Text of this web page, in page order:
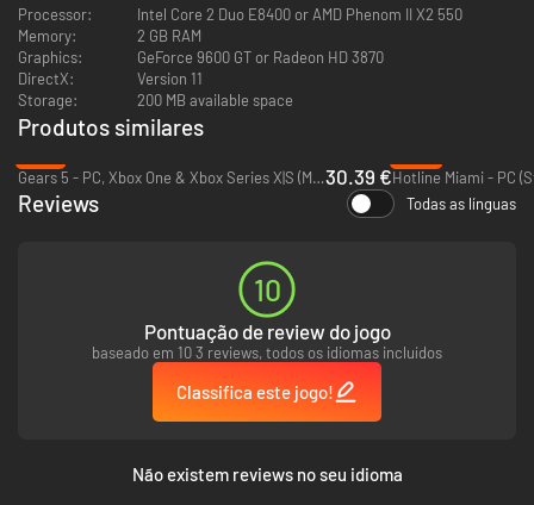
escondida enquanto os seus caçadores dominam a superfície. Um
pequeno grupo de rebeldes recebe informações sobre uma importante
central de energia controlada pela IA e organizam uma missão
considerada suicida através do território inimigo. Escolha entre Mavra,
uma supersoldado da resistência humana, ou Doyle, um robô insurgente
igualmente letal. Prepare-se para uma missão repleta de cenas de ação
transformando em sucata todos os robôs que encontrar pela frente.
Processor:
Intel Core 2 Duo E8400 or AMD Phenom II X2 550
Memory:
2 GB RAM
Graphics:
GeForce 9600 GT or Radeon HD 3870
DirectX:
Version 11
Storage:
200 MB available space
Produtos similares
Gears 5 - PC, Xbox One & Xbox Series X|S (Microsoft Store)30.39 €Hotline Miami - PC
Reviews Todas as línguas
10
Pontuação de review do jogo
baseado em 10 3 reviews, todos os idiomas incluídos
Classifica este jogo!
Não existem reviews no seu idioma